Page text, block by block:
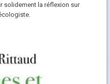
solidement la réflexion sur